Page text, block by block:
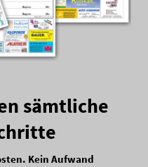
sämtliche
Kein Aufwand